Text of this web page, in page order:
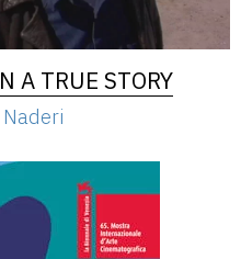
A TRUE STORY